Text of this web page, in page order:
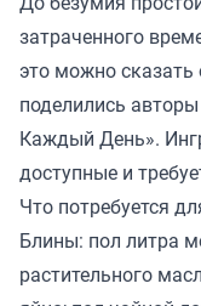
затраченного
это можно сказать
поделились
Каждый День».
доступные и
Что потребуется
Блины: пол литра
растительного